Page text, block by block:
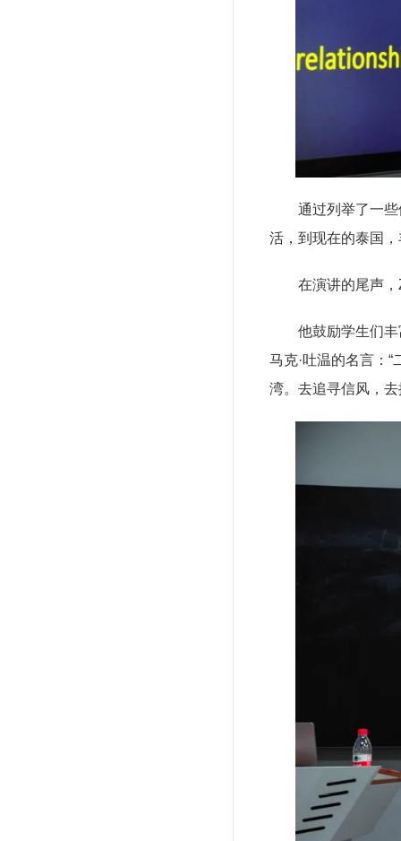
通过列举了一
活，到现在的泰国
在演讲的尾声
他鼓励学生们
马克·吐温的名言：
湾。去追寻信风，